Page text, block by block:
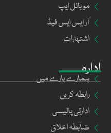
ادارہ
ہمارے بارے میں
رابطہ کریں
ادارتی پالیسی
ضابطہ اخلاق
موبائل ایپ
آر ایس ایس فیڈ
اشتہارات